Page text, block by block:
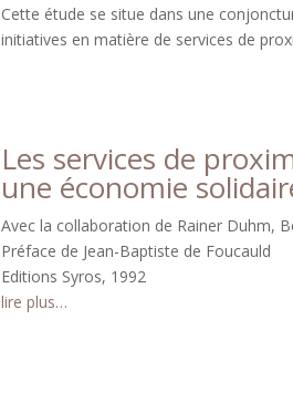
Cette étude se situe dans une
initiatives en matière de services de
Les services de
une économie
Avec la collaboration de Rainer Duhm,
Préface de Jean-Baptiste de Foucauld
Editions Syros, 1992
lire plus…